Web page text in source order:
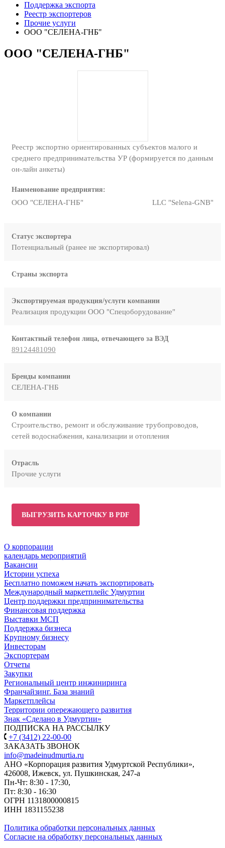
Поддержка экспорта
Реестр экспортеров
Прочие услуги
ООО "СЕЛЕНА-ГНБ"
ООО "СЕЛЕНА-ГНБ"
Реестр экспортно ориентированных субъектов малого и
среднего предпринимательства УР (формируется по данным
он-лайн анкеты)
Наименование предприятия:
ООО "СЕЛЕНА-ГНБ" LLC "Selena-GNB"
Статус экспортера
Потенциальный (ранее не экспортировал)
Страны экспорта
Экспортируемая продукция/услуги компании
Реализация продукции ООО "Спецоборудование"
Контактный телефон лица, отвечающего за ВЭД
89124481090
Бренды компании
СЕЛЕНА-ГНБ
О компании
Строительство, ремонт и обслуживание трубопроводов,
сетей водоснабжения, канализации и отопления
Отрасль
Прочие услуги
ВЫГРУЗИТЬ КАРТОЧКУ В PDF
О корпорации
календарь мероприятий
Вакансии
Истории успеха
Бесплатно поможем начать экспортировать
Международный маркетплейс Удмуртии
Центр поддержки предпринимательства
Финансовая поддержка
Выставки МСП
Поддержка бизнеса
Крупному бизнесу
Инвесторам
Экспортерам
Отчеты
Закупки
Региональный центр инжиниринга
Франчайзинг. База знаний
Маркетплейсы
Территории опережающего развития
Знак «Сделано в Удмуртии»
ПОДПИСКА НА РАССЫЛКУ
+7 (3412) 22-00-00
ЗАКАЗАТЬ ЗВОНОК
info@madeinudmurtia.ru
АНО «Корпорация развития Удмуртской Республики»,
426008, Ижевск, ул. Пушкинская, 247-а
Пн-Чт: 8:30 - 17:30,
Пт: 8:30 - 16:30
ОГРН 1131800000815
ИНН 1831155238
Политика обработки персональных данных
Согласие на обработку персональных данных